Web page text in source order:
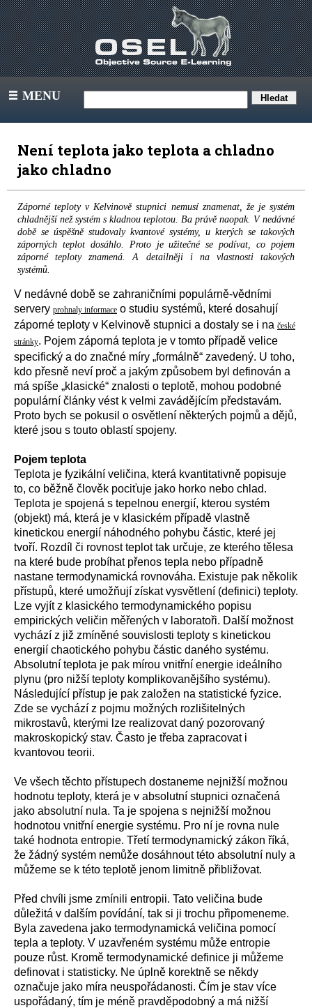
III MENU
Není teplota jako teplota a chladno
jako chladno
Záporné teploty v Kelvinově stupnici nemusí znamenat, že je systém
chladnější než systém s kladnou teplotou. Ba právě naopak. V nedávné
době se úspěšně studovaly kvantové systémy, u kterých se takových
záporných teplot dosáhlo. Proto je užitečné se podívat, co pojem
záporné teploty znamená. A detailněji i na vlastnosti takových
systémů.
V nedávné době se zahraničními populárně-vědními
servery prohnaly informace o studiu systémů, které dosahují
záporné teploty v Kelvinově stupnici a dostaly se i na české
stránky. Pojem záporná teplota je v tomto případě velice
specifický a do značné míry „formálně“ zavedený. U toho,
kdo přesně neví proč a jakým způsobem byl definován a
má spíše „klasické“ znalosti o teplotě, mohou podobné
populární články vést k velmi zavádějícím představám.
Proto bych se pokusil o osvětlení některých pojmů a dějů,
které jsou s touto oblastí spojeny.
Pojem teplota
Teplota je fyzikální veličina, která kvantitativně popisuje
to, co běžně člověk pociťuje jako horko nebo chlad.
Teplota je spojená s tepelnou energií, kterou systém
(objekt) má, která je v klasickém případě vlastně
kinetickou energií náhodného pohybu částic, které jej
tvoří. Rozdíl či rovnost teplot tak určuje, ze kterého tělesa
na které bude probíhat přenos tepla nebo případně
nastane termodynamická rovnováha. Existuje pak několik
přístupů, které umožňují získat vysvětlení (definici) teploty.
Lze vyjít z klasického termodynamického popisu
empirických veličin měřených v laboratoři. Další možnost
vychází z již zmíněné souvislosti teploty s kinetickou
energií chaotického pohybu částic daného systému.
Absolutní teplota je pak mírou vnitřní energie ideálního
plynu (pro nižší teploty komplikovanějšího systému).
Následující přístup je pak založen na statistické fyzice.
Zde se vychází z pojmu možných rozlišitelných
mikrostavů, kterými lze realizovat daný pozorovaný
makroskopický stav. Často je třeba zapracovat i
kvantovou teorii.
Ve všech těchto přístupech dostaneme nejnižší možnou
hodnotu teploty, která je v absolutní stupnici označená
jako absolutní nula. Ta je spojena s nejnižší možnou
hodnotou vnitřní energie systému. Pro ní je rovna nule
také hodnota entropie. Třetí termodynamický zákon říká,
že žádný systém nemůže dosáhnout této absolutní nuly a
můžeme se k této teplotě jenom limitně přibližovat.
Před chvíli jsme zmínili entropii. Tato veličina bude
důležitá v dalším povídání, tak si ji trochu připomeneme.
Byla zavedena jako termodynamická veličina pomocí
tepla a teploty. V uzavřeném systému může entropie
pouze růst. Kromě termodynamické definice ji můžeme
definovat i statisticky. Ne úplně korektně se někdy
označuje jako míra neuspořádanosti. Čím je stav více
uspořádaný, tím je méně pravděpodobný a má nižší